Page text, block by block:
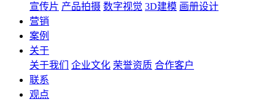
宣传片 产品拍摄 数字视觉 3D建模 画册设计
营销
案例
关于
关于我们
企业文化 荣誉资质 合作客户
联系
观点